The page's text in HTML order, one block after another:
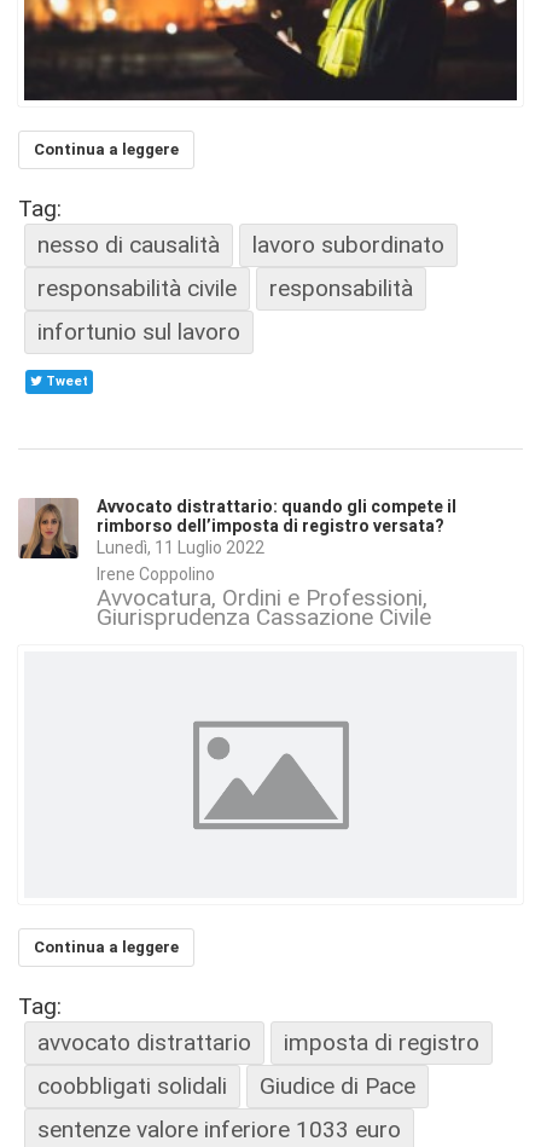
Continua a leggere
Tag:
nesso di causalità
lavoro subordinato
responsabilità civile
responsabilità
infortunio sul lavoro
Tweet
Avvocato distrattario: quando gli compete il
rimborso dell’imposta di registro versata?
Lunedì, 11 Luglio 2022
Irene Coppolino
Avvocatura, Ordini e Professioni
Giurisprudenza Cassazione Civile
Continua a leggere
Tag:
avvocato distrattario
imposta di registro
coobbligati solidali
Giudice di Pace
sentenze valore inferiore 1033 euro